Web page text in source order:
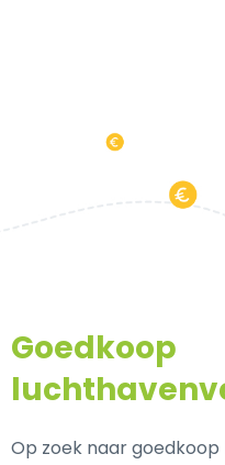
Goedkoop
Op zoek naar